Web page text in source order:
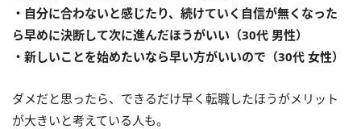
・自分に合わないと感じたり、続けていく自信が無くなった
ら早めに決断して次に進んだほうがいい（30代 男性）
・新しいことを始めたいなら早い方がいいので（30代 女性）
ダメだと思ったら、できるだけ早く転職したほうがメリット
が大きいと考えている人も。